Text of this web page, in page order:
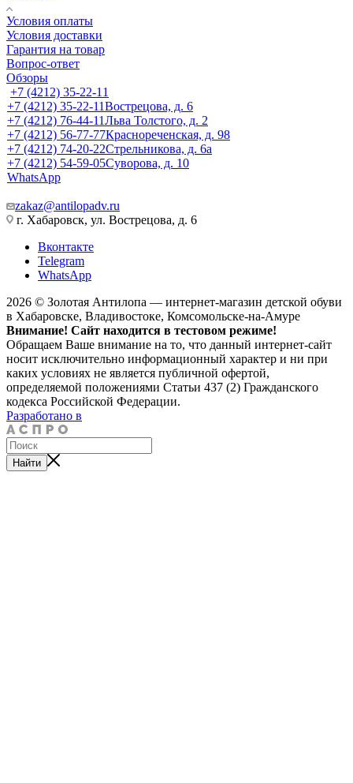
Условия оплаты
Условия доставки
Гарантия на товар
Вопрос-ответ
Обзоры
+7 (4212) 35-22-11
+7 (4212) 35-22-11Вострецова, д. 6
+7 (4212) 76-44-11Льва Толстого, д. 2
+7 (4212) 56-77-77Краснореченская, д. 98
+7 (4212) 74-20-22Стрельникова, д. 6а
+7 (4212) 54-59-05Суворова, д. 10
WhatsApp
zakaz@antilopadv.ru
г. Хабаровск, ул. Вострецова, д. 6
Вконтакте
Telegram
WhatsApp
2026 © Золотая Антилопа — интернет-магазин детской обуви
в Хабаровске, Владивостоке, Комсомольске-на-Амуре
Внимание! Сайт находится в тестовом режиме!
Обращаем Ваше внимание на то, что данный интернет-сайт
носит исключительно информационный характер и ни при
каких условиях не является публичной офертой,
определяемой положениями Статьи 437 (2) Гражданского
кодекса Российской Федерации.
Разработано в
Найти